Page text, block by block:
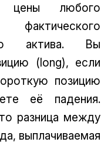
цены любого
актива. Вы
(long), если
позицию
её падения.
разница между
выплачиваемая